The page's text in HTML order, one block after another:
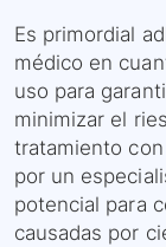
Es primordial
médico en
uso para
minimizar el
tratamiento con
por un
potencial para
causadas por